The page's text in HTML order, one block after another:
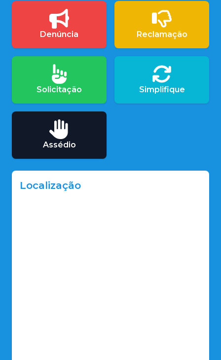
Denúncia Reclamação
Solicitação Simplifique
Assédio
Localização